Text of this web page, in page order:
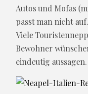
Autos und Mofas
passt man nicht
Viele
Bewohner
eindeutig